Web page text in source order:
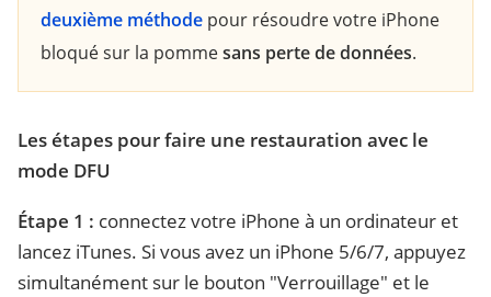
deuxième méthode pour résoudre votre iPhone
bloqué sur la pommesans perte de données.
Les étapes pour faire une restauration avec le
mode DFU
Étape 1 : connectez votre iPhone à un ordinateur et
lancez iTunes. Si vous avez un iPhone 5/6/7, appuyez
simultanément sur le bouton "Verrouillage" et le